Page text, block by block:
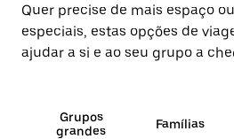
Quer precise de mais espaço
especiais, estas opções de
ajudar a si e ao seu grupo a
Grupos
grandes
Famílias